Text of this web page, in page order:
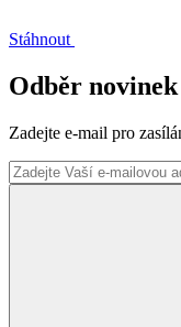
Stáhnout
Odběr novinek
Zadejte e-mail pro